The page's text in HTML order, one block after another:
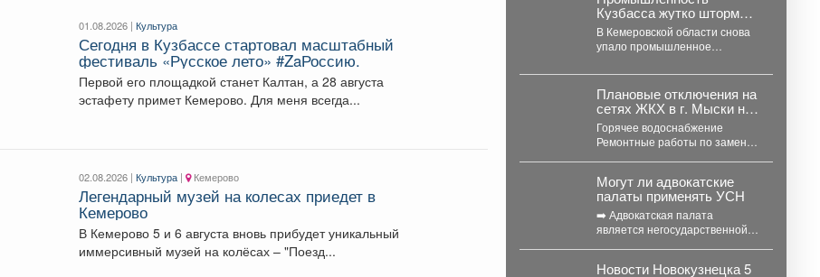
01.08.2026 | Культура
Сегодня в Кузбассе стартовал масштабный
фестиваль «Русское лето» #ZaРоссию.
Первой его площадкой станет Калтан, а 28 августа
эстафету примет Кемерово. Для меня всегда...
02.08.2026 | Культура | Кемерово
Легендарный музей на колесах приедет в
Кемерово
В Кемерово 5 и 6 августа вновь прибудет уникальный
иммерсивный музей на колёсах – "Поезд...
Кузбасса жутко штормит:
показатели опять летят
вниз
В Кемеровской области снова
упало промышленное
болезненно – в нескольких
сферах. С...
Плановые отключения на
сетях ЖКХ в г. Мыски на
05 августа 2026 г.
Горячее водоснабжение
Ремонтные работы по замене
Могут ли адвокатские
палаты применять УСН
➡️ Адвокатская палата
является негосударственной
членстве адвокатов
Новости Новокузнецка 5